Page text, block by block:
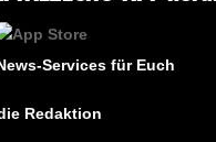
Services für Euch
Redaktion